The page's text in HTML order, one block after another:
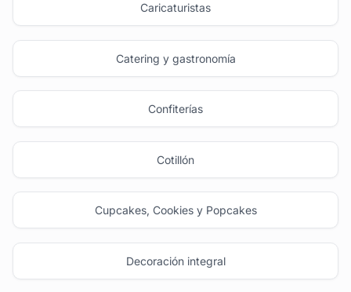
Caricaturistas
Catering y gastronomía
Confiterías
Cotillón
Cupcakes, Cookies y Popcakes
Decoración integral